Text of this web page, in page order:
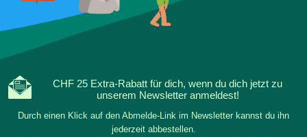
CHF 25 Extra-Rabatt für dich, wenn du dich jetzt zu
unserem Newsletter anmeldest!
Durch einen Klick auf den Abmelde-Link im Newsletter kannst du ihn
jederzeit abbestellen.